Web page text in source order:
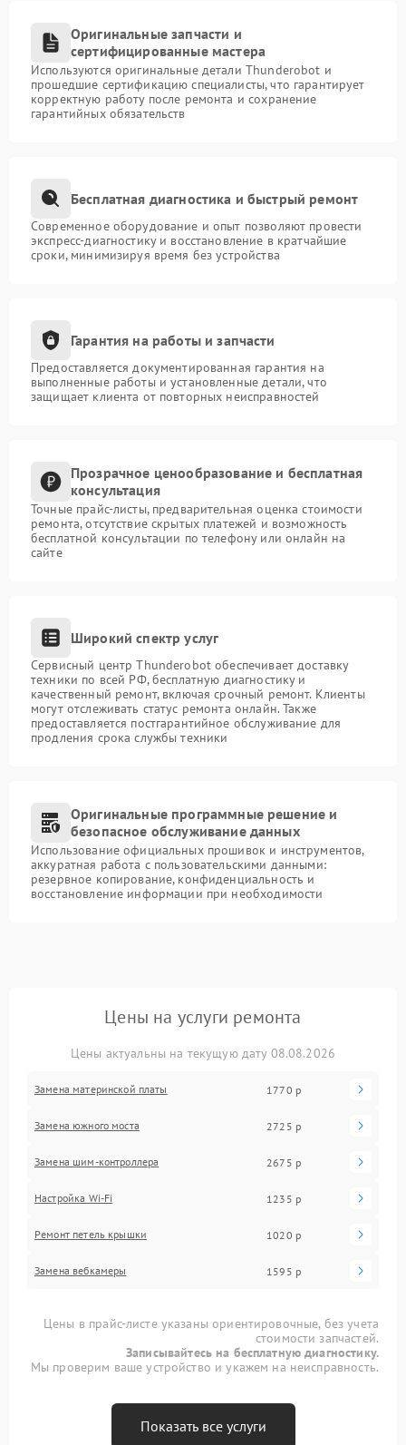
Оригинальные запчасти и
сертифицированные мастера
Используются оригинальные детали Thunderobot и
прошедшие сертификацию специалисты, что гарантирует
корректную работу после ремонта и сохранение
гарантийных обязательств
Бесплатная диагностика и быстрый ремонт
Современное оборудование и опыт позволяют провести
экспресс-диагностику и восстановление в кратчайшие
сроки, минимизируя время без устройства
Гарантия на работы и запчасти
Предоставляется документированная гарантия на
выполненные работы и установленные детали, что
защищает клиента от повторных неисправностей
Прозрачное ценообразование и бесплатная
консультация
Точные прайс-листы, предварительная оценка стоимости
ремонта, отсутствие скрытых платежей и возможность
бесплатной консультации по телефону или онлайн на
сайте
Широкий спектр услуг
Сервисный центр Thunderobot обеспечивает доставку
техники по всей РФ, бесплатную диагностику и
качественный ремонт, включая срочный ремонт. Клиенты
могут отслеживать статус ремонта онлайн. Также
предоставляется постгарантийное обслуживание для
продления срока службы техники
Оригинальные программные решение и
безопасное обслуживание данных
Использование официальных прошивок и инструментов,
аккуратная работа с пользовательскими данными:
резервное копирование, конфиденциальность и
восстановление информации при необходимости
Цены на услуги ремонта
Цены актуальны на текущую дату 08.08.2026
Замена материнской платы 1770 р
Замена южного моста 2725 р
Замена шим-контроллера 2675 р
Настройка Wi-Fi 1235 р
Ремонт петель крышки 1020 р
Замена вебкамеры 1595 р
Цены в прайс-листе указаны ориентировочные, без учета
стоимости запчастей.
Записывайтесь на бесплатную диагностику.
Мы проверим ваше устройство и укажем на неисправность.
Показать все услуги